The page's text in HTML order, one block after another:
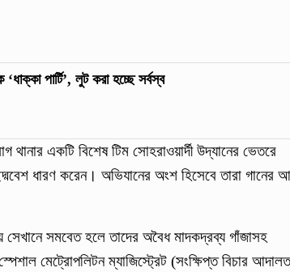
পার্টি’, লুট করা হচ্ছে সর্বস্ব
থানার একটি বিশেষ টিম সোহরাওয়ার্দী উদ্যানের ভেতরে
ধারণ করেন। অভিযানের অংশ হিসেবে তারা গানের
সেখানে সমবেত হলে তাদের অবৈধ মাদকদ্রব্য গাঁজাসহ
মেট্রোপলিটন ম্যাজিস্ট্রেট (সংক্ষিপ্ত বিচার